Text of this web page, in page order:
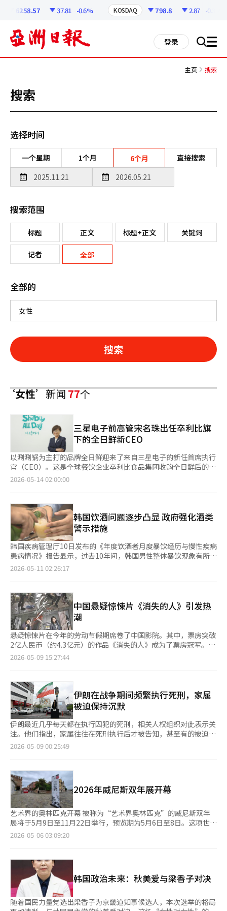
6258.57 37.81 -0.6% KOSDAQ 798.8 2.87 -0.36%
登录 搜 all
主页 搜索
搜索
选择时间
一个星期 1个月 6个月 直接搜索
搜索范围
标题 正文 标题+正文 关键词
记者 全部
全部的
搜索
‘女性’新闻77个
三星电子前高管宋名珠出任卒利比旗
下的全日鲜新CEO
以涮涮锅为主打的品牌全日鲜迎来了来自三星电子的新任首席执行
官（CEO）。这是全球餐饮企业卒利比食品集团收购全日鲜后的首
次高管任命。 全日鲜运营公司宣布，前三星电子副总裁宋名珠被
品牌的战略及全球业务。她曾担任销售创新集团负责人和全球项目
管理集团负责人，并晋升至副总裁，是品牌与市场营销领域的专
家。 选择一位与餐饮业毫无关联的高管，背后是卒利比食品在战
略上的深思熟虑。公司希望将全日鲜发展为K-食品的全球代表品
牌，因此将新任首席执行官的品牌策划能力和全球业务经验视为首
要考量。 卒利比食品在今年2月通过与韩国法人'卒利-K'及私募股
权基金Elevation Equity Partners Korea的财团，收购了全日鲜
100%的股份，交易金额约为1300亿韩元。 此次收购完成后，全
司重新起步。 宋名珠表示：“我将把母公司在食品与饮料
（F&B）运营方面积累的经验应用于全日鲜，为消费者提供更多价
值，同时与加盟商实现共赢，构建可持续的增长模式。”她还强
调：“客户的信任是这一业务的本质，我将加强以现场为中心的管
理。” 全日鲜以提供高品质的牛肉和新鲜蔬菜为特色，推出了价
格亲民的无限量涮涮锅概念。自2023年7月开设首家门店以来，短
短三年内在全国开设了172家门店。※ 本报道经人工智能（AI）系
统翻译与编辑。
2026-05-14 02:00:00
韩国饮酒问题逐步凸显 政府强化酒类
警示措施
韩国疾病管理厅10日发布的《年度饮酒者月度暴饮经历与慢性疾病
患病情况》报告显示，过去10年间，韩国男性整体暴饮现象有所缓
解，但女性过量饮酒问题呈上升趋势。其中，30至39岁女性暴饮
度暴饮率已从2015年的61.8%降至2024年的56.7%；女性则由
31.2%升至33.4%。不过，从绝对水平来看，各年龄段男性暴饮率
仍普遍高于女性。 报告所指“月度暴饮率”，即过去一年中，每
月至少有一次在单次饮酒场合达到暴饮标准的人群占比。其中，男
性标准为一次饮用7杯以上（约5罐啤酒），女性则为5杯以上（约
3罐啤酒）。 从年龄结构来看，不同群体之间差异明显。20至29岁
男性暴饮率由2015年的62.2%降至2024年的51.6%；30至39岁多
岁男性则从69.6%下降至57.2%。相比之下，40至49岁以上男性暴
出，10年前韩国暴饮率最高的群体是30至39岁男性，但到2024
年，这一位置已由40至49多岁男性取代，反映出部分世代的高频
饮酒习惯并未随年龄增长而明显改善，而是整体向更高年龄层延
续。 女性群体方面，30至39岁女性暴饮率由33.8%升至42.1%，
为所有女性年龄段中增幅最大。20至29岁女性暴饮率则由44.3%
微降至44%，但仍是女性内部暴饮率最高的年龄层。 在饮酒频率
方面，男性以“每周一次左右”暴饮最为常见，占31%；女性则
以“每月一次左右”为主，占14.8%。 随着饮酒相关健康风险受到
健康增进开发院表示，自今年11月9日起，烧酒、啤酒等酒类产品
瓶身除现有“饮酒有害健康”等文字提示外，还可新增“禁止酒
驾”图示警告，以加强公众对酒驾及过度饮酒风险的认知。
2026-05-11 02:26:17
中国悬疑惊悚片《消失的人》引发热
潮
悬疑惊悚片在今年的劳动节假期席卷了中国影院。其中，票房突破
2亿人民币（约4.3亿元）的作品《消失的人》成为了票房冠军。影
片围绕城市老旧公寓小区内邻里之间接连发生的失踪、谋杀和性侵
电影以四个故事线同时展开。汤宇（郑凯饰）夫妇的儿子在上学途
中于公寓楼梯上无故失踪，独自在同栋楼居住的林玉彤（刘浩春
饰）则在深夜遭到不明身份者的性侵。因赌博成瘾而债台高筑的燕
武（初泽饰）在酗酒后，竟将因脑梗塞去世的父亲尸体藏于鱼缸
中，而表面平静的建筑公司徐志杰家庭也逐渐显露出裂痕。 起初
看似毫无关联的四个家庭事件，通过微妙的伏笔逐渐交织在一起。
尤其是影片始终不轻易揭示谁是儿童绑架者和性侵者，观众不断对
所有角色产生怀疑，在这个密闭的公寓空间中，任何人都无法逃脱
的2022年作品《海葵》。海葵作为一种肉食性水生生物，外表看
似温和如花，但内部却藏有毒刺，象征着看似普通和善的人物各自
隐藏着黑暗内心和秘密。 导演青伟浩在接受当地媒体采访时表
示：“某天我走出家门时，看到公寓楼每扇关着的门，突然产生了
灵感。我想展示我们每天出入的熟悉空间背后，可能发生超乎想象
的事情。” 电影的拍摄地在中国重庆。因其山地地形和复杂的阶
梯结构，重庆被称为“六维城市”、“山城”，其独特的阴湿和迷
宫般的氛围成为悬疑电影的常见背景。影片中人物使用的重庆方言
图、放大的呼吸声、门框上的血迹等细致的设置作为反转的线索，
所谓的“希区柯克式悬念”演绎极大增强了紧张感。 尽管制作成
本约为3000万人民币，相对较少，但最终票房收益预计将超过5亿
人民币。中国新浪财经网评论称：“《消失的人》超越了制作成本
超过1亿人民币的大片，掀起了票房热潮，证明了低预算电影只要
有扎实的故事和高质量的内容，完全可以取得成功。”※ 本报道
2026-05-09 15:27:44
伊朗在战争期间频繁执行死刑，家属
被迫保持沉默
伊朗最近几乎每天都在执行囚犯的死刑，相关人权组织对此表示关
注。他们指出，家属往往在死刑执行后才被告知，甚至有的被迫保
持沉默。 据《卫报》报道，挪威人权组织伊朗人权（IHRNGO）等
示威及在美国和以色列战争背景下被指控为间谍的囚犯有关。 执
行方式也引发了问题。许多家属在死刑执行后才被告知相关信息，
部分人甚至受到不公开发言的压力。报道称，政府有时不将尸体交
给家属，或在秘密地点执行死刑后不向外界透露相关情况。 具体
案例也被披露。2022年因参与“女性、生命、自由”抗议活动而
被捕的梅赫拉布·阿卜杜拉扎德最近被处决。库尔德族囚犯纳赛尔
·巴克尔扎德和雅各布·卡里姆普尔也因被指控为以色列间谍而被
处决。关于在东北部马什哈德因1月抗议活动被捕的三名示威者在
控。《卫报》报道称，一些囚犯在死刑前留下的信件和语音信息中
提到，遭受了身体和心理上的酷刑以获取强制自白。库尔德人权网
络（KHRN）声称，死刑前囚犯被转移到单独的设施和单人牢房，
家属甚至无法领取尸体。 整体规模也不容小觑。根据联合国伊朗
人权特别报告员引用的当地人权组织数据，伊朗在2025年预计至
少处决了1600人。大多数死刑是因毒品或谋杀指控，但人权组织
2026-05-09 00:25:49
2026年威尼斯双年展开幕
艺术界的奥林匹克开幕 被称为“艺术界奥林匹克”的威尼斯双年
展将于5月9日至11月22日举行，预览期为5月6日至8日。这项世界
上最早的艺术双年展每两年举办一次。双年展将在贾尔迪尼、阿森
唯一受邀者。韩国裔艺术家迈克尔·朱和加拉·波拉斯-金也在受
邀名单中。双年展主题为‘小调’，国际展和各国国家馆展览将围
绕这一主题展开。今年有100多个国家馆参与，其中30个常设国家
馆位于贾尔迪尼。卡塔尔新加入常设国家馆，但因建筑未完工，展
览将在临时帐篷中进行。中国、印度、阿根廷等国的临时国家馆分
2026-05-06 03:09:20
韩国政治未来：秋美爱与梁香子对决
随着国民力量党选出梁香子为京畿道知事候选人，本次选举的格局